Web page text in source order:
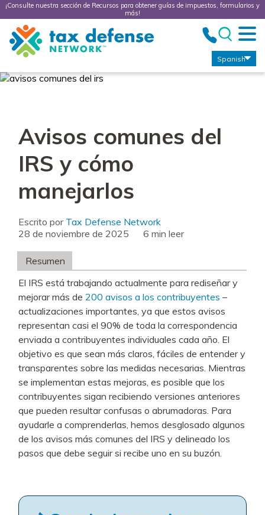
¡Consulte nuestra sección de Recursos para obtener guías de impuestos, formularios y
más!
Tax
Defense
Network
Spanish
Avisos comunes del
IRS y cómo
manejarlos
Escrito por Tax Defense Network
28 de noviembre de 2025
leer
Resumen
El IRS está trabajando actualmente para rediseñar y
mejorar más de200 avisos a los contribuyentes –
actualizaciones importantes, ya que estos avisos
representan casi el 90% de toda la correspondencia
enviada a contribuyentes individuales cada año. El
objetivo es que sean más claros, fáciles de entender y
transparentes sobre las medidas necesarias. Mientras
se implementan estas mejoras, es posible que los
contribuyentes sigan recibiendo versiones anteriores
que pueden resultar confusas o abrumadoras. Para
ayudarle a comprenderlas, hemos desglosado algunos
de los avisos más comunes del IRS y delineado los
pasos que debe seguir si recibe uno en su buzón.